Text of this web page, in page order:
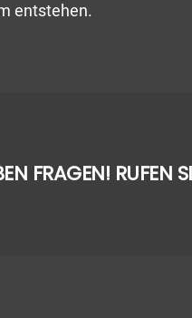
entstehen.
FRAGEN! RUFEN